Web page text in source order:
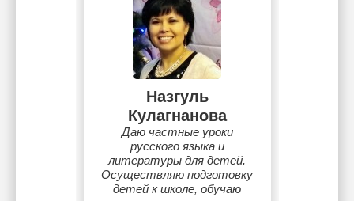
Назгуль
Кулагнанова
Даю частные уроки
русского языка и
литературы для детей.
Осуществляю подготовку
детей к школе, обучаю